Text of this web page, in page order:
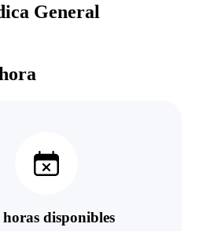
General
horas disponibles